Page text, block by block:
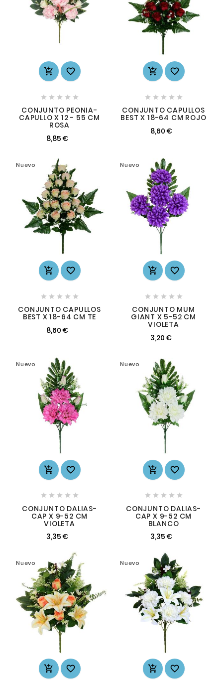
 
    
CONJUNTO PEONIA-
CAPULLO X 12 - 55 CM
ROSA
8,85 €
 
    
CONJUNTO CAPULLOS
BEST X 18-64 CM ROJO
8,60 €
Nuevo
 
    
CONJUNTO CAPULLOS
BEST X 18-64 CM TE
8,60 €
Nuevo
 
    
CONJUNTO MUM
GIANT X 5-52 CM
VIOLETA
3,20 €
Nuevo
 
    
CONJUNTO DALIAS-
CAP X 9-52 CM
VIOLETA
3,35 €
Nuevo
 
    
CONJUNTO DALIAS-
CAP X 9-52 CM
BLANCO
3,35 €
Nuevo
 
Nuevo
 